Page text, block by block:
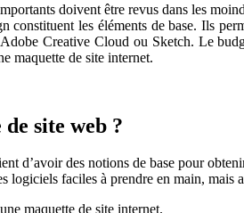
doivent être revus dans les
les éléments de base. Ils
Creative Cloud ou Sketch. Le
maquette de site internet.
site web ?
d’avoir des notions de base pour
faciles à prendre en main, mais
maquette de site internet.